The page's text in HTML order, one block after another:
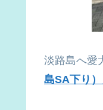
淡路島へ愛
島SA下り）